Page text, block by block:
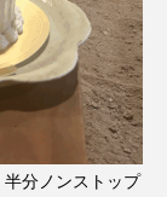
分ノンストップ